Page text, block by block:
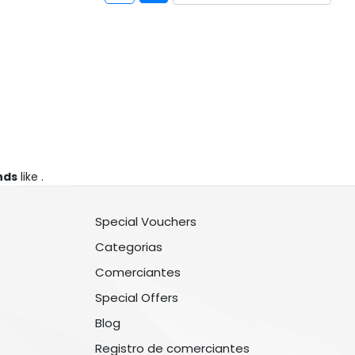
like .
Special Vouchers
Categorias
Comerciantes
Special Offers
Blog
Registro de comerciantes